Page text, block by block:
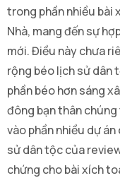
trong phần nhiều bài
Nhà, mang đến sự
mới. Điều này chưa
rộng béo lịch sử dân
phần béo hơn sáng
đông bạn thân
vào phần nhiều dự
sử dân tộc của
chứng cho bài xích